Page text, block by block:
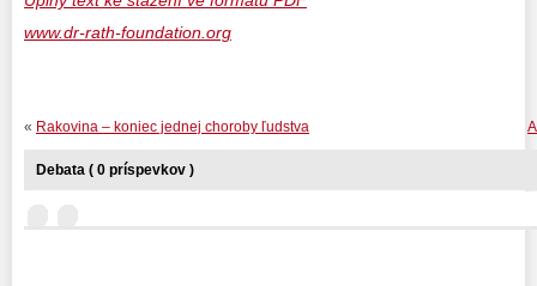
www.dr-rath-foundation.org
« Rakovina – koniec jednej choroby ľudstva
Debata ( 0 príspevkov )